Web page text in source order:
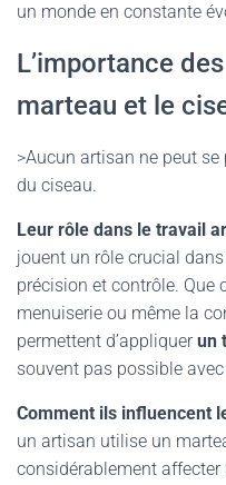
un monde en constante
L’importance
marteau et le
>Aucun artisan ne peut
du ciseau.
Leur rôle dans le travail
jouent un rôle crucial
précision et contrôle. Que
menuiserie ou même la
permettent d’appliquerun
souvent pas possible
Comment ils influencent
un artisan utilise un
considérablement affecter